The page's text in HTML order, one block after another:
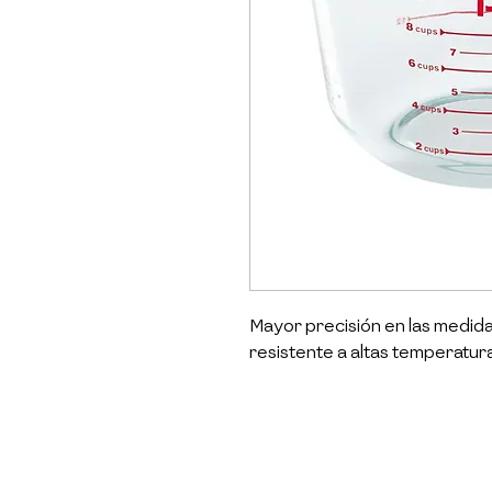
Mayor precisión en las
resistente a altas